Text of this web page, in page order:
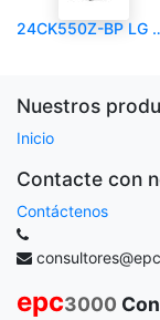
24CK550Z-BP LG
Nuestros
Inicio
Contacte con
Contáctenos
epc3000